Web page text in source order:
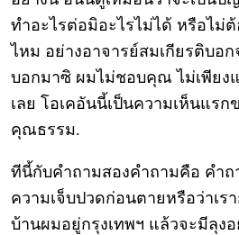
ทำอะไรต่อมิอะไรไม่ได้ หรือไม่
ไหม อย่างอาจารย์สมเกียรติบอ
บอกมาซิ ผมไม่ชอบคุณ ไม่เพียง
เลย โอเคอันนี้เป็นความเห็นแร
คุณธรรม.
ทีนี้กับคำถามสองคำถามคือ คำถ
ความเจ็บปวดก่อนตายหรือว่าเ
บ้านผมอยู่กรุงเทพฯ แล้วจะมีลุง